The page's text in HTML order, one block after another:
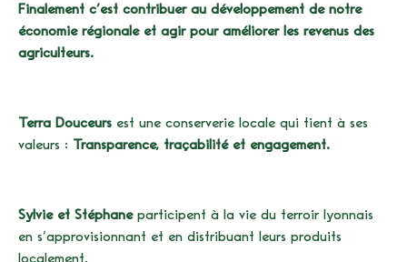
Finalement c’est contribuer au développement de notre
économie régionale et agir pour améliorer les revenus des
agriculteurs.
Terra Douceurs est une conserverie locale qui tient à ses
valeurs : Transparence, traçabilité et engagement.
Sylvie et Stéphaneparticipent à la vie du terroir lyonnais
en s’approvisionnant et en distribuant leurs produits
localement.